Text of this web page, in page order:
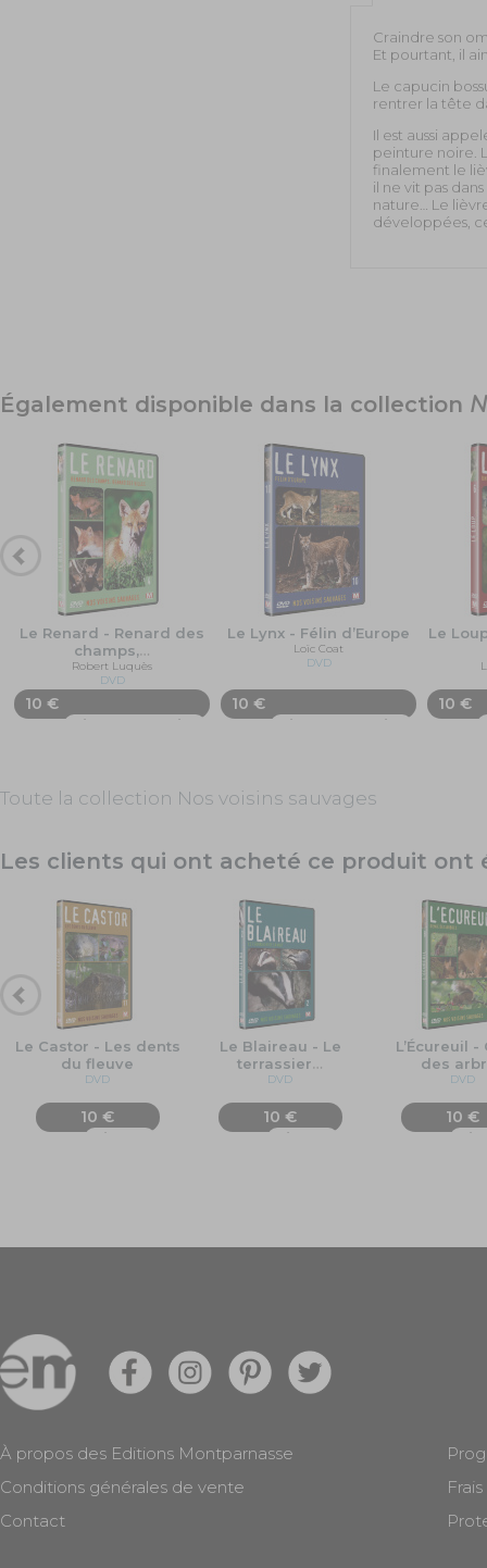
Craindre son
Et pourtant, il
Le capucin
rentrer la tête
Il est aussi
peinture noire.
finalement le
il ne vit pas
nature… Le
développées,
Également disponible dans la collection
Le Renard - Renard des
champs,…
Robert Luquès
DVD
10 €
Ajouter au panier
Le Lynx - Félin d’Europe
Loïc Coat
DVD
10 €
Ajouter au panier
Le
10 €
Toute la collection Nos voisins sauvages
Les clients qui ont acheté ce produit ont
Le Castor - Les dents
du fleuve
DVD
10 €
Ajouter
Le Blaireau - Le
terrassier…
DVD
10 €
Ajouter
L’Écureuil -
des
DVD
10 €
À propos des Editions Montparnasse
Conditions générales de vente
Contact